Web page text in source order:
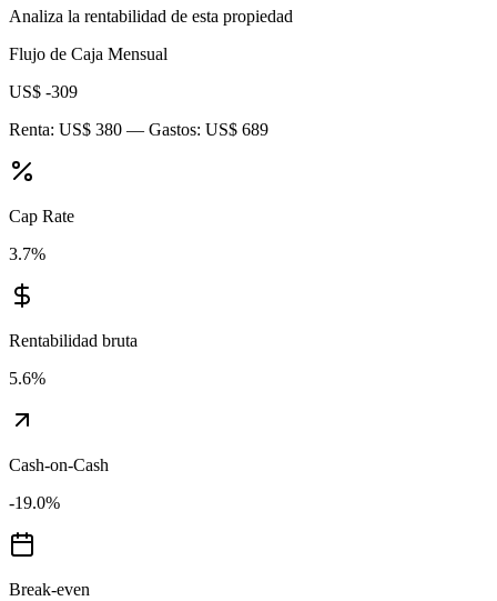
Analiza la rentabilidad de esta propiedad
Flujo de Caja Mensual
US$ -309
Renta: US$ 380 — Gastos: US$ 689
Cap Rate
3.7%
Rentabilidad bruta
5.6%
Cash-on-Cash
-19.0%
Break-even